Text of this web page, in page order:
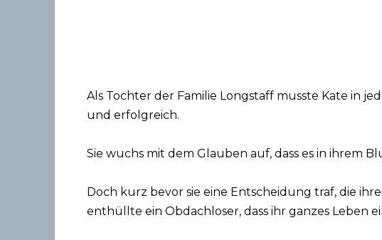
Als Tochter der Familie Longstaff musste Kate in
und erfolgreich.
Sie wuchs mit dem Glauben auf, dass es in ihrem
Doch kurz bevor sie eine Entscheidung traf, die
enthüllte ein Obdachloser, dass ihr ganzes Leben